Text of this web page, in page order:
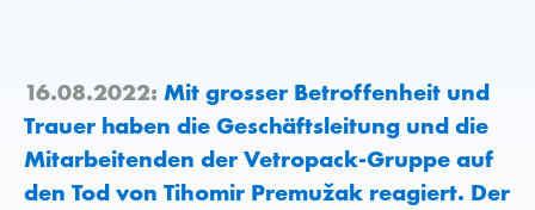
16.08.2022: Mit grosser Betroffenheit und
Trauer haben die Geschäftsleitung und die
Mitarbeitenden der Vetropack-Gruppe auf
den Tod von Tihomir Premužak reagiert. Der